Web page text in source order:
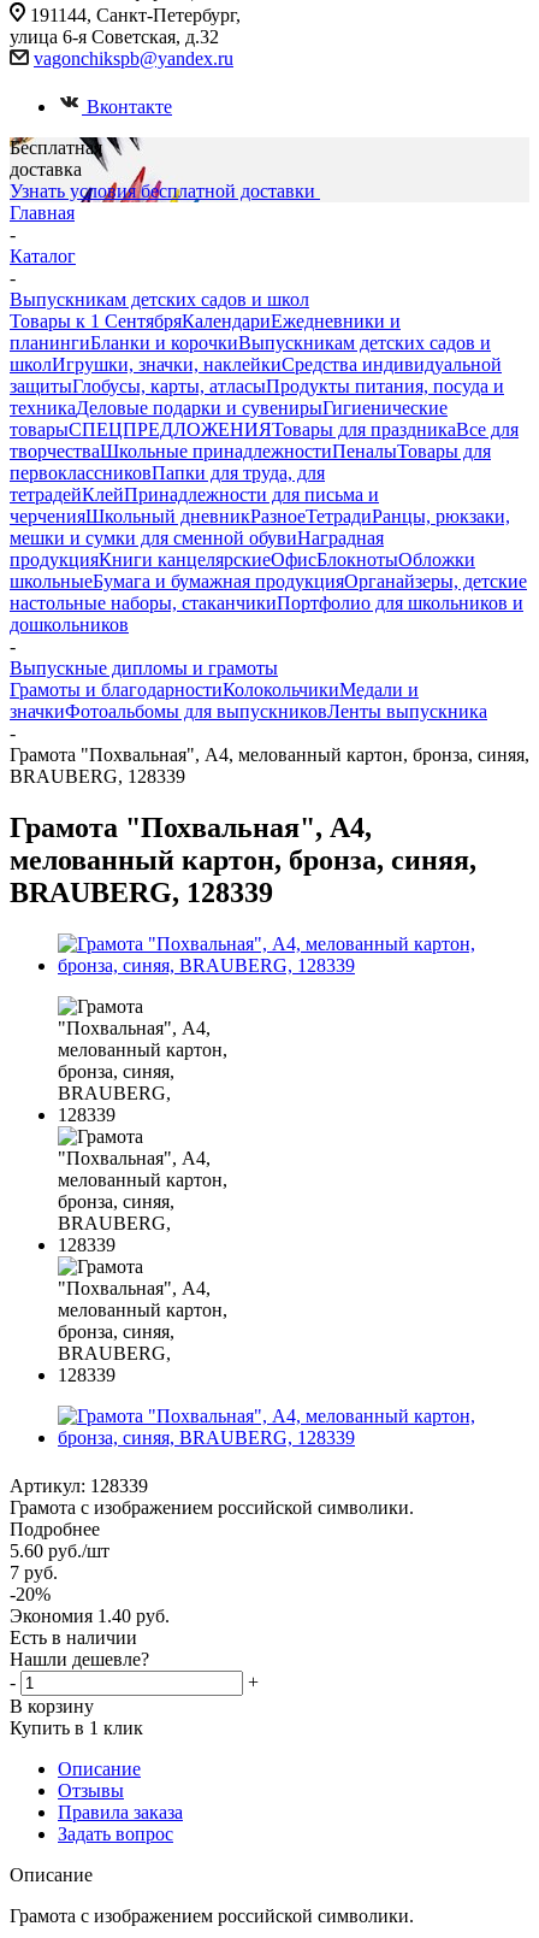
191144, Санкт-Петербург,
улица 6-я Советская, д.32
vagonchikspb@yandex.ru
Вконтакте
Бесплатная
доставка
Узнать условия бесплатной доставки
Главная
-
Каталог
-
Выпускникам детских садов и школ
Товары к 1 СентябряКалендариЕжедневники и
планингиБланки и корочкиВыпускникам детских садов и
школИгрушки, значки, наклейкиСредства индивидуальной
защитыГлобусы, карты, атласыПродукты питания, посуда и
техникаДеловые подарки и сувенирыГигиенические
товарыСПЕЦПРЕДЛОЖЕНИЯТовары для праздникаВсе для
творчестваШкольные принадлежностиПеналыТовары для
первоклассниковПапки для труда, для
тетрадейКлейПринадлежности для письма и
черченияШкольный дневникРазноеТетрадиРанцы, рюкзаки,
мешки и сумки для сменной обувиНаградная
продукцияКниги канцелярскиеОфисБлокнотыОбложки
школьныеБумага и бумажная продукцияОрганайзеры, детские
настольные наборы, стаканчикиПортфолио для школьников и
дошкольников
-
Выпускные дипломы и грамоты
Грамоты и благодарностиКолокольчикиМедали и
значкиФотоальбомы для выпускниковЛенты выпускника
-
Грамота "Похвальная", А4, мелованный картон, бронза, синяя,
BRAUBERG, 128339
Грамота "Похвальная", А4,
мелованный картон, бронза, синяя,
BRAUBERG, 128339
Артикул: 128339
Грамота с изображением российской символики.
Подробнее
5.60 руб./шт
7 руб.
-20%
Экономия 1.40 руб.
Есть в наличии
Нашли дешевле?
-
+
В корзину
Купить в 1 клик
Описание
Отзывы
Правила заказа
Задать вопрос
Описание
Грамота с изображением российской символики.